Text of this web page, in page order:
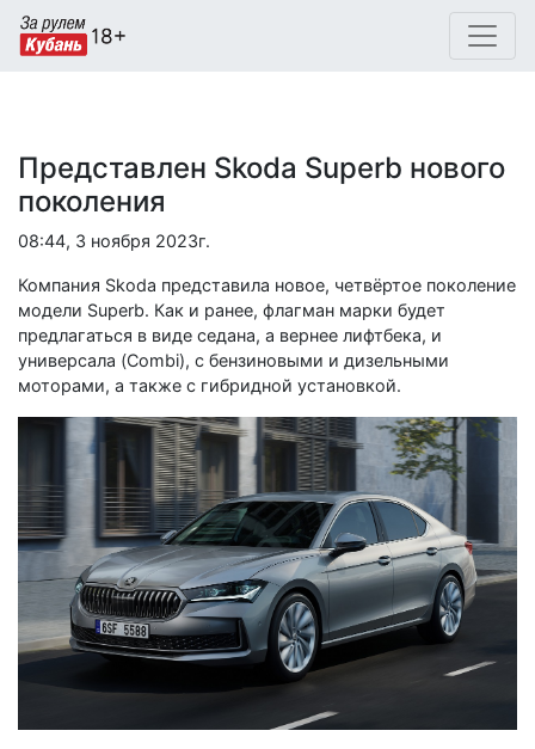
Представлен Skoda Superb нового
поколения
08:44, 3 ноября 2023г.
Компания Skoda представила новое, четвёртое поколение
модели Superb. Как и ранее, флагман марки будет
предлагаться в виде седана, а вернее лифтбека, и
универсала (Combi), с бензиновыми и дизельными
моторами, а также с гибридной установкой.